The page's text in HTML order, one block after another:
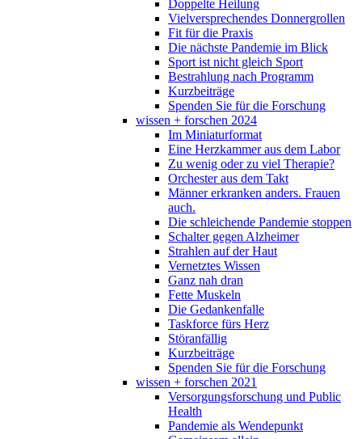
Doppelte Heilung
Vielversprechendes Donnergrollen
Fit für die Praxis
Die nächste Pandemie im Blick
Sport ist nicht gleich Sport
Bestrahlung nach Programm
Kurzbeiträge
Spenden Sie für die Forschung
wissen + forschen 2024
Im Miniaturformat
Eine Herzkammer aus dem Labor
Zu wenig oder zu viel Therapie?
Orchester aus dem Takt
Männer erkranken anders. Frauen
auch.
Die schleichende Pandemie stoppen
Schalter gegen Alzheimer
Strahlen auf der Haut
Vernetztes Wissen
Ganz nah dran
Fette Muskeln
Die Gedankenfalle
Taskforce fürs Herz
Störanfällig
Kurzbeiträge
Spenden Sie für die Forschung
wissen + forschen 2021
Versorgungsforschung und Public
Health
Pandemie als Wendepunkt